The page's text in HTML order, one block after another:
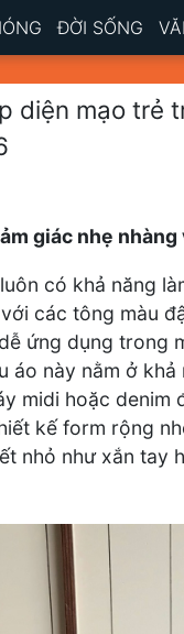
ĐỜI SỐNG
diện mạo trẻ
giác nhẹ
có khả năng
các tông màu
ứng dụng trong
áo này nằm ở
midi hoặc
kế form rộng
nhỏ như xắn tay